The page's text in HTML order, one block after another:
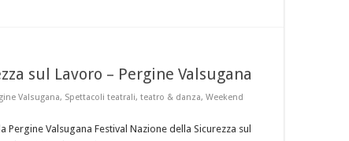
sul Lavoro – Pergine Valsugana
Valsugana, Spettacoli teatrali, teatro & danza, Weekend
Valsugana Festival Nazione della Sicurezza sul